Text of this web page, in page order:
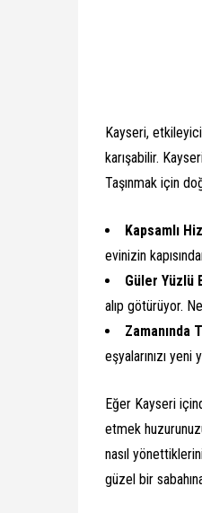
Kayseri,
karışabilir.
Taşınmak için
Kapsamlı
evinizin
Güler Yüzlü
alıp götürüyor.
Zamanında
eşyalarınızı
Eğer Kayseri
etmek
nasıl
güzel bir